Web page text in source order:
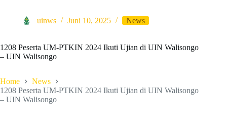
uinws Juni 10, 2025 News
1208 Peserta UM-PTKIN 2024 Ikuti Ujian di UIN Walisongo
– UIN Walisongo
Home
News
1208 Peserta UM-PTKIN 2024 Ikuti Ujian di UIN Walisongo
– UIN Walisongo